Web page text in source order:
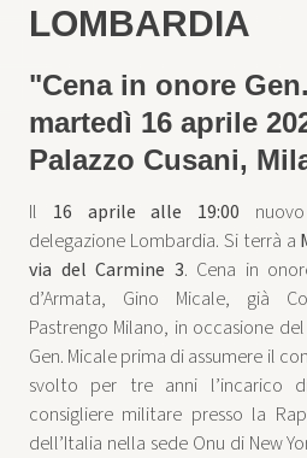
LOMBARDIA
"Cena in onore
martedì 16 aprile
Palazzo Cusani,
Il 16 aprile alle 19:00
delegazione Lombardia. Si terrà a
via del Carmine 3. Cena in
d’Armata, Gino Micale, già
Pastrengo Milano, in occasione
Gen. Micale prima di assumere il
svolto per tre anni l’incarico
consigliere militare presso la
dell’Italia nella sede Onu di New